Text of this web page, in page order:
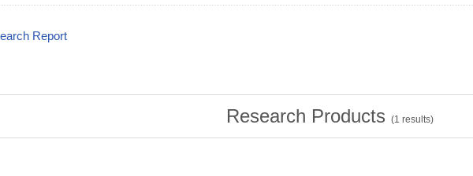
Report
Research Products (1 results)